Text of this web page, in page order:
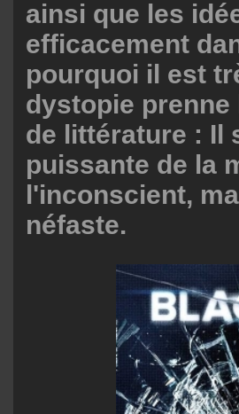
ainsi que les
efficacement
pourquoi il est
dystopie
de littérature : Il
puissante de la
l'inconscient,
néfaste.